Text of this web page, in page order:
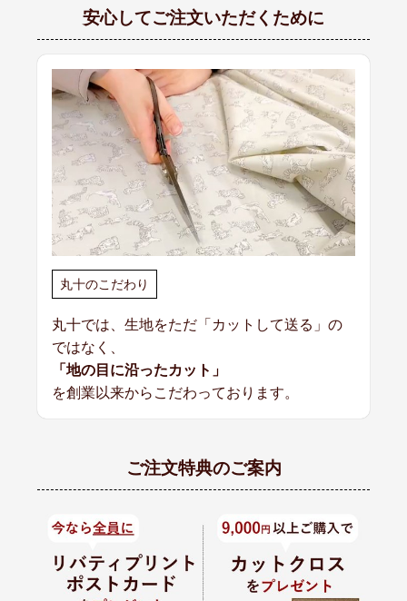
安心してご注文いただくために
丸十のこだわり
丸十では、生地をただ「カットして送る」の
ではなく、
「地の目に沿ったカット」
を創業以来からこだわっております。
ご注文特典のご案内